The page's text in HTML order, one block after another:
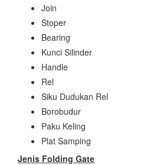
Join
Stoper
Bearing
Kunci Silinder
Handle
Rel
Siku Dudukan Rel
Borobudur
Paku Keling
Plat Samping
Jenis Folding Gate